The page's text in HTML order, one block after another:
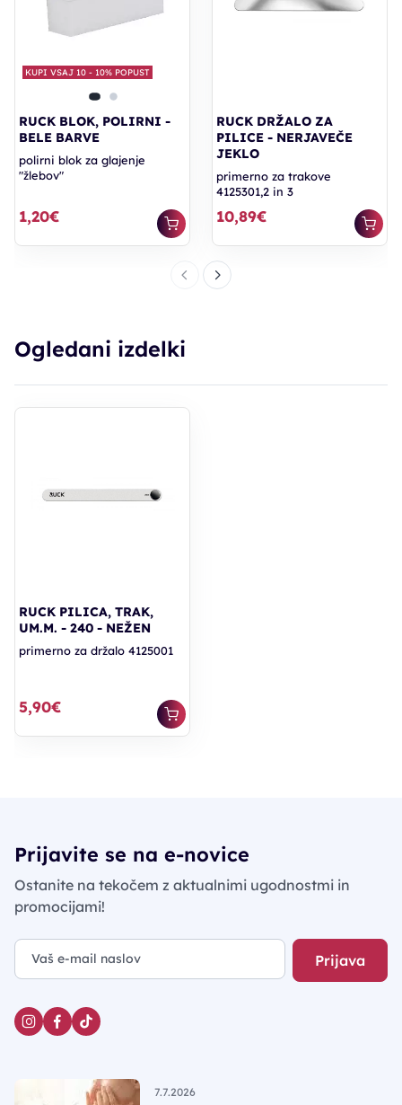
KUPI VSAJ 10 - 10% POPUST
RUCK BLOK, POLIRNI -
BELE BARVE
polirni blok za glajenje
"žlebov"
1,20€
RUCK DRŽALO ZA
PILICE - NERJAVEČE
JEKLO
primerno za trakove
4125301,2 in 3
10,89€
Ogledani izdelki
RUCK PILICA, TRAK,
UM.M. - 240 - NEŽEN
primerno za držalo 4125001
5,90€
Prijavite se na e-novice
Ostanite na tekočem z aktualnimi ugodnostmi in
promocijami!
Prijava
7.7.2026